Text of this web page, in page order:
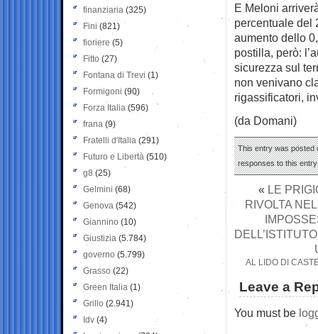
E Meloni
percentuale del
aumento dello
postilla, però:
sicurezza sul
non venivano
rigassificatori,
(da Domani)
This entry was posted
responses to this
« LE
RIVOLTA
AL LIDO DI
Leave a
You must be
finanziaria (325)
Fini (821)
fioriere (5)
Fitto (27)
Fontana di Trevi (1)
Formigoni (90)
Forza Italia (596)
frana (9)
Fratelli d'Italia (291)
Futuro e Libertà (510)
g8 (25)
Gelmini (68)
Genova (542)
Giannino (10)
Giustizia (5.784)
governo (5.799)
Grasso (22)
Green Italia (1)
Grillo (2.941)
Idv (4)